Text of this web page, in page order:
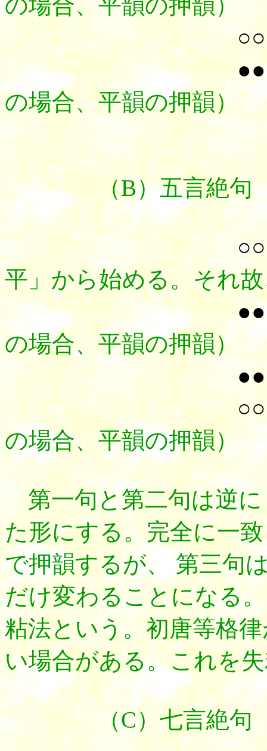
の場合、平韻の押韻）
（B）五言絶句（
平」から始める。それ
の場合、平韻の押韻）
の場合、平韻の押韻）
第一句と第二句は逆
た形にする。完全に一
で押韻するが、 第三句
だけ変わることになる
粘法という。初唐等格
い場合がある。これを
（C）七言絶句（